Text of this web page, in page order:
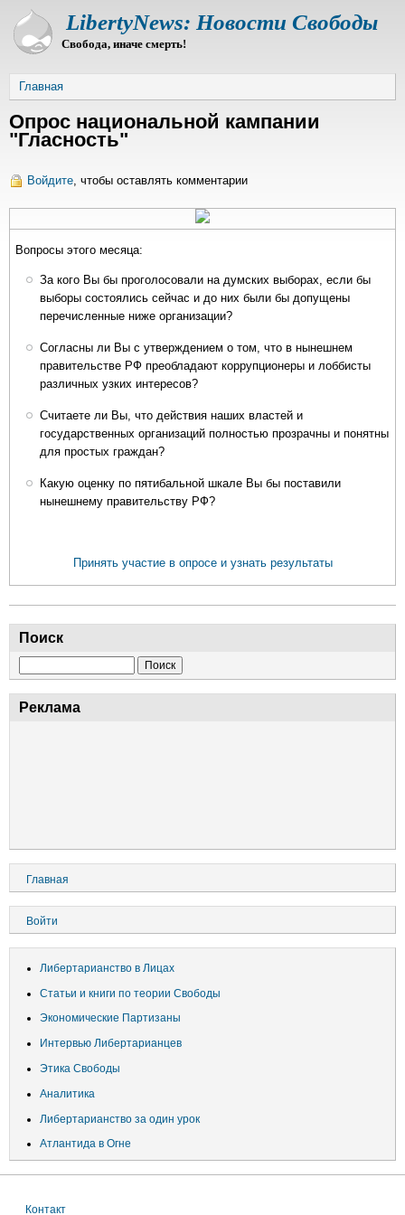
Перейти
основному
LibertyNews: Новости Свободы
Свобода, иначе смерть!
Строка
навигации
Главная
Опрос национальной кампании
"Гласность"
Войдите , чтобы оставлять комментарии
Вопросы этого месяца:
За кого Вы бы проголосовали на думских выборах, если бы
выборы состоялись сейчас и до них были бы допущены
перечисленные ниже организации?
Согласны ли Вы с утверждением о том, что в нынешнем
правительстве РФ преобладают коррупционеры и лоббисты
различных узких интересов?
Считаете ли Вы, что действия наших властей и
государственных организаций полностью прозрачны и понятны
для простых граждан?
Какую оценку по пятибальной шкале Вы бы поставили
нынешнему правительству РФ?
Принять участие в опросе и узнать результаты
Поиск
Реклама
Основная
навигация
Главная
Меню
учётной
пользователя
Войти
Либертарианство в Лицах
Статьи и книги по теории Свободы
Экономические Партизаны
Интервью Либертарианцев
Этика Свободы
Аналитика
Либертарианство за один урок
Атлантида в Огне
Контакт